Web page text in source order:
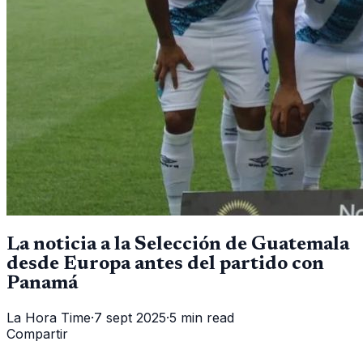
La noticia a la Selección de Guatemala
desde Europa antes del partido con
Panamá
La Hora Time·7 sept 2025·5 min read
Compartir